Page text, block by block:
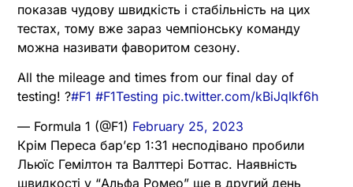
показав чудову швидкість і стабільність на цих
тестах, тому вже зараз чемпіонську команду
можна називати фаворитом сезону.
All the mileage and times from our final day of
testing! ?#F1 #F1Testing pic.twitter.com/kBiJqIkf6h
— Formula 1 (@F1) February 25, 2023
Крім Переса бар’єр 1:31 несподівано пробили
Льюїс Гемілтон та Валттері Боттас. Наявність
швидкості у “Альфа Ромео” ще в другий день